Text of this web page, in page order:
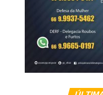
Veja Mais:
Comissão
Programa Agente
Limites sem violência
Para Andreia,